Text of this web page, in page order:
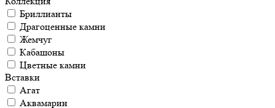
Бриллианты
Драгоценные камни
Жемчуг
Кабашоны
Цветные камни
Вставки
Агат
Аквамарин